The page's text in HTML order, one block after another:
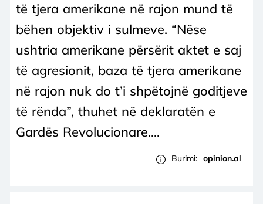
të tjera amerikane në rajon mund të
bëhen objektiv i sulmeve. “Nëse
ushtria amerikane përsërit aktet e saj
të agresionit, baza të tjera amerikane
në rajon nuk do t’i shpëtojnë goditjeve
të rënda”, thuhet në deklaratën e
Gardës Revolucionare....
Burimi: opinion.al